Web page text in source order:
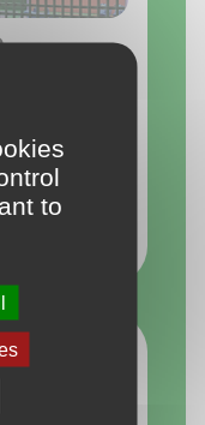
población de
de carga y
entradas y
to